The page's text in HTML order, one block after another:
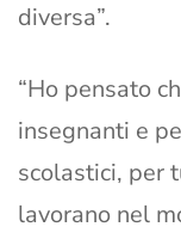
diversa”.
“Ho pensato
insegnanti e
scolastici, per
lavorano nel